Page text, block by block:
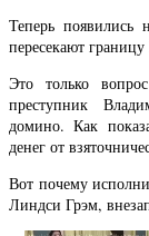
Теперь появились
пересекают
Это только
преступник
домино. Как
денег от
Вот почему
Линдси Грэм,